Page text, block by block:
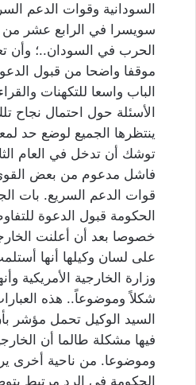
السودانية وقوات الدعم
سويسرا في الرابع عشر
الحرب في السودان..؛ وأن
موقفا واضحا من قبول
الباب واسعا للتكهنات
الأسئلة حول احتمال نجاح
ينتظرها الجميع لوضع حد
توشك أن تدخل في العام
فاشل مدعوم من بعض القوى
قوات الدعم السريع. بات
الحكومة قبول الدعوة
خصوصا بعد أن أعلنت
على لسان وكيلها أنها
وزارة الخارجية الأمريكية
شكلاً وموضوعاً.. هذه
السيد الوكيل تحمل مؤشر
فيها مشكلة طالما أن
وموضوعا. من ناحية أخرى
الحكومة في الرد مرتبط